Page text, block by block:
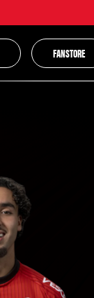
FANSTORE